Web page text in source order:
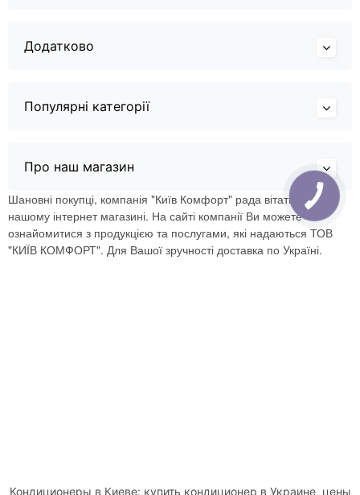
Додатково
Популярні категорії
Про наш магазин
Шановні покупці, компанія "Київ Комфорт" рада вітати Вас в
нашому інтернет магазині. На сайті компанії Ви можете
ознайомитися з продукцією та послугами, які надаються ТОВ
"КИЇВ КОМФОРТ". Для Вашої зручності доставка по Україні.
Кондиционеры в Киеве: купить кондиционер в Украине, цены